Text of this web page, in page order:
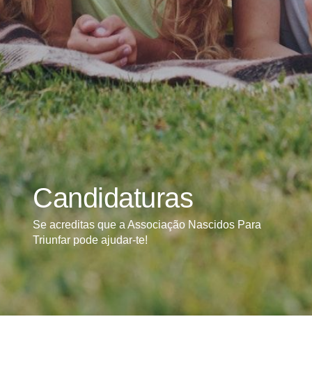
Candidaturas
Se acreditas que a Associação Nascidos Para
Triunfar pode ajudar-te!